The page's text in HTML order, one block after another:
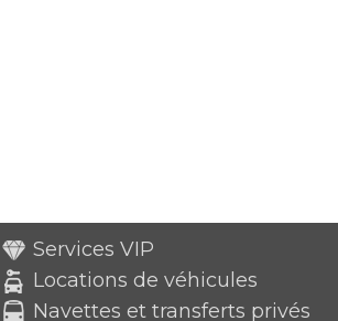
Services VIP
Locations de véhicules
Navettes et transferts privés